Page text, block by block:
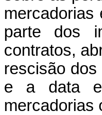
mercadorias
parte dos
contratos,
rescisão
e a data
mercadorias